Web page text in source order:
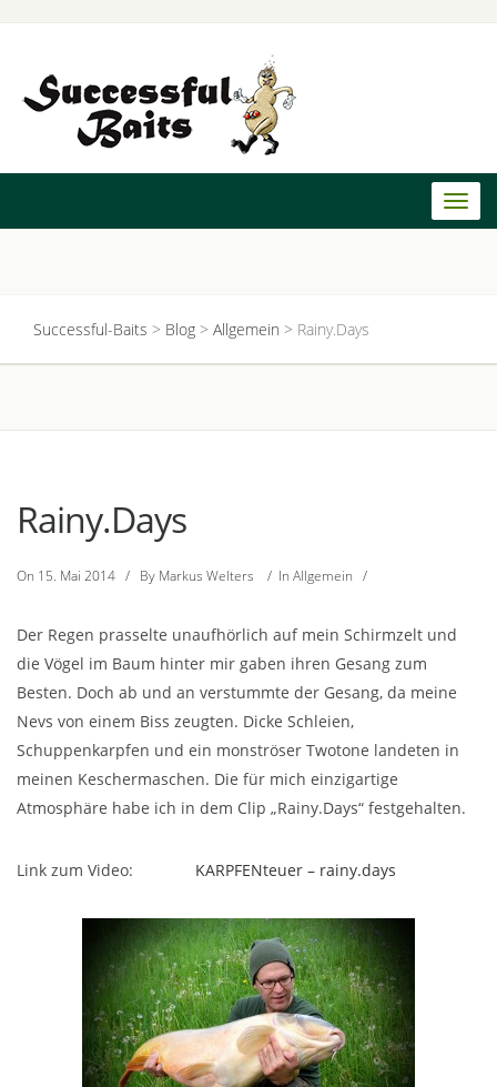
Successful-Baits > Blog > Allgemein > Rainy.Days
Rainy.Days
On 15. Mai 2014 / By Markus Welters / In Allgemein /
Der Regen prasselte unaufhörlich auf mein Schirmzelt und
die Vögel im Baum hinter mir gaben ihren Gesang zum
Besten. Doch ab und an verstummte der Gesang, da meine
Nevs von einem Biss zeugten. Dicke Schleien,
Schuppenkarpfen und ein monströser Twotone landeten in
meinen Keschermaschen. Die für mich einzigartige
Atmosphäre habe ich in dem Clip „Rainy.Days“ festgehalten.
Link zum Video: KARPFENteuer – rainy.days